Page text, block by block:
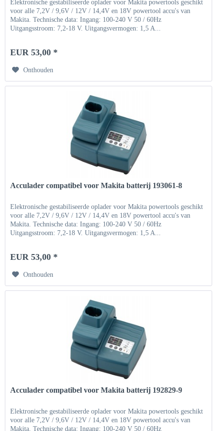
Elektronische gestabiliseerde oplader voor Makita powertools geschikt
voor alle 7,2V / 9,6V / 12V / 14,4V en 18V powertool accu's van
Makita. Technische data: Ingang: 100-240 V 50 / 60Hz
Uitgangsstroom: 7,2-18 V. Uitgangsvermogen: 1,5 A...
EUR 53,00 *
Onthouden
Acculader compatibel voor Makita batterij 193061-8
Elektronische gestabiliseerde oplader voor Makita powertools geschikt
voor alle 7,2V / 9,6V / 12V / 14,4V en 18V powertool accu's van
Makita. Technische data: Ingang: 100-240 V 50 / 60Hz
Uitgangsstroom: 7,2-18 V. Uitgangsvermogen: 1,5 A...
EUR 53,00 *
Onthouden
Acculader compatibel voor Makita batterij 192829-9
Elektronische gestabiliseerde oplader voor Makita powertools geschikt
voor alle 7,2V / 9,6V / 12V / 14,4V en 18V powertool accu's van
Makita. Technische data: Ingang: 100-240 V 50 / 60Hz